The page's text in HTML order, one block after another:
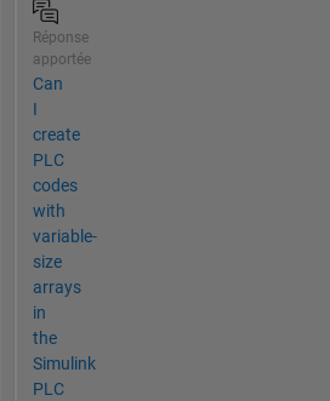
Réponse
apportée
Can
I
create
PLC
codes
with
variable-
size
arrays
in
the
Simulink
PLC